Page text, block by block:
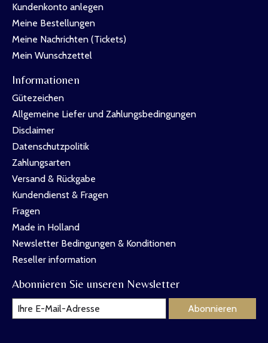
Kundenkonto anlegen
Meine Bestellungen
Meine Nachrichten (Tickets)
Mein Wunschzettel
Informationen
Gütezeichen
Allgemeine Liefer und Zahlungsbedingungen
Disclaimer
Datenschutzpolitik
Zahlungsarten
Versand & Rückgabe
Kundendienst & Fragen
Fragen
Made in Holland
Newsletter Bedingungen & Konditionen
Reseller information
Abonnieren Sie unseren Newsletter
Abonnieren